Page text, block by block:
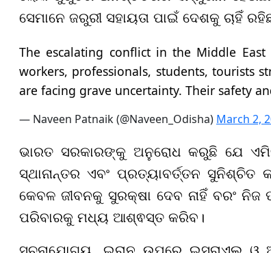
ସେମାନେ ଜରୁରୀ ସହାୟତା ପାଇଁ ଦେଶକୁ ଚାହିଁ
The escalating conflict in the Middle
workers, professionals, students, tourists
are facing grave uncertainty. Their safety
— Naveen Patnaik (@Naveen_Odisha) March 2,
ଭାରତ ସରକାରଙ୍କୁ ଅନୁରୋଧ କରୁଛି ଯେ
ସ୍ଥାନାନ୍ତର ଏବଂ ପ୍ରତ୍ୟାବର୍ତ୍ତନ
କେବଳ ଜୀବନକୁ ସୁରକ୍ଷା ଦେବ ନାହିଁ ବରଂ
ପରିବାରକୁ ମଧ୍ୟ ଆଶ୍ଵସ୍ତ କରିବ।
ସୂଚନାଯୋଗ୍ୟ, ଇରାନ ଉପରେ ଇସ୍ରାଏଲ